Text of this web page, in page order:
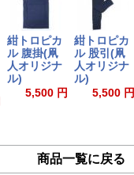
紺トロピカ
ル 腹掛(凧
人オリジナ
ル)
5,500 円
紺トロピカ
ル 股引(凧
人オリジナ
ル)
5,500 円
商品一覧に戻る